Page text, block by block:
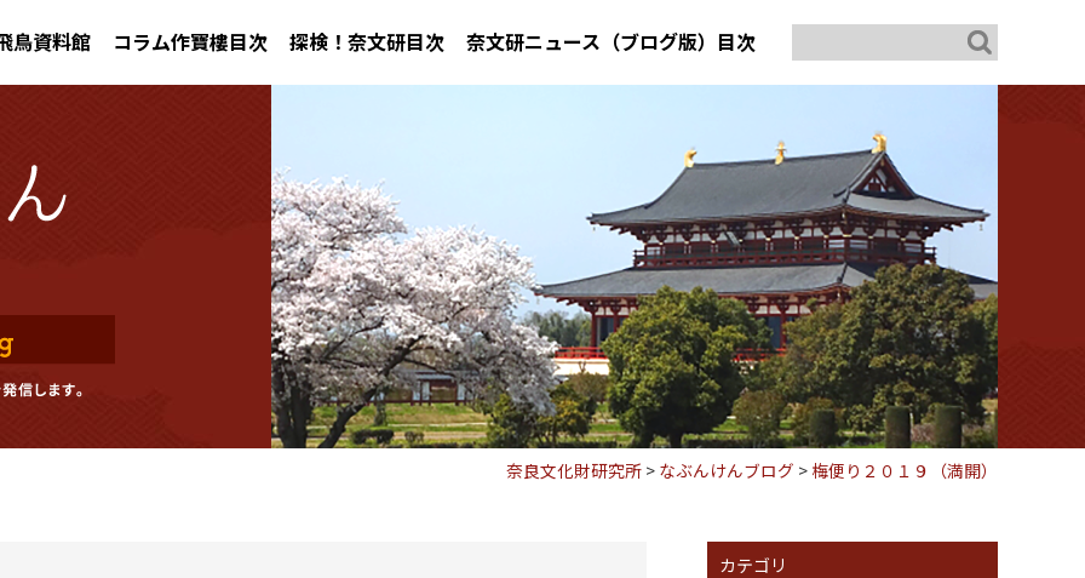
鳥資料館 コラム作寶樓目次 探検！奈文研目次 奈文研ニュース（ブログ版）目次
奈良文化財研究所 > なぶんけんブログ > 梅便り２０１９（満開）
カテゴリ